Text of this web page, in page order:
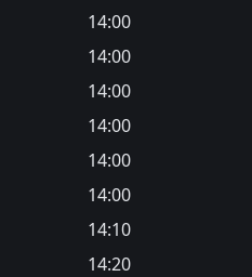
14:00
14:00
14:00
14:00
14:00
14:00
14:10
14:20